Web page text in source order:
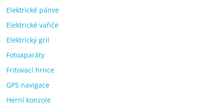
Elektrické pánve
Elektrické vařiče
Elektrický gril
Fotoaparáty
Fritovací hrnce
GPS navigace
Herní konzole